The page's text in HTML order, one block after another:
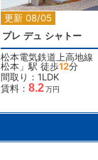
更新 08/05
プレ デュ シャトー
松本電気鉄道上高地線
松本 」駅 徒歩12分
間取り：1LDK
賃料： 8.2万円